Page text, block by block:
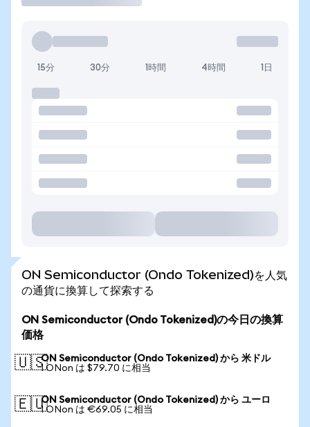
15分 30分 1時間 4時間 1日
ON Semiconductor (Ondo Tokenized)を人気
の通貨に換算して探索する
ON Semiconductor (Ondo Tokenized)の今日の換算
価格
🇺🇸ON Semiconductor (Ondo Tokenized) から 米ドル
1 ONon は $79.70 に相当
🇪🇺ON Semiconductor (Ondo Tokenized) から ユーロ
1 ONon は €69.05 に相当